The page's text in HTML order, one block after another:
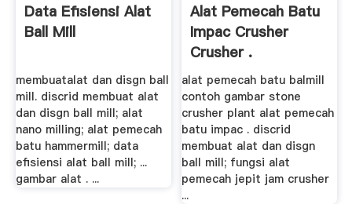
Data Efisiensi Alat
Ball Mill
membuatalat dan disgn ball
mill. discrid membuat alat
dan disgn ball mill; alat
nano milling; alat pemecah
batu hammermill; data
efisiensi alat ball mill; ...
gambar alat . ...
Alat Pemecah Batu
Impac Crusher
Crusher .
alat pemecah batu balmill
contoh gambar stone
crusher plant alat pemecah
batu impac . discrid
membuat alat dan disgn
ball mill; fungsi alat
pemecah jepit jam crusher
...